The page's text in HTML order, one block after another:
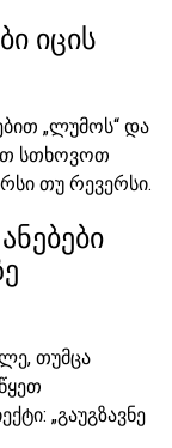
იცის
„ლუმოს“ და
სთხოვოთ
თუ რევერსი.
თუმცა
„გაუგზავნე